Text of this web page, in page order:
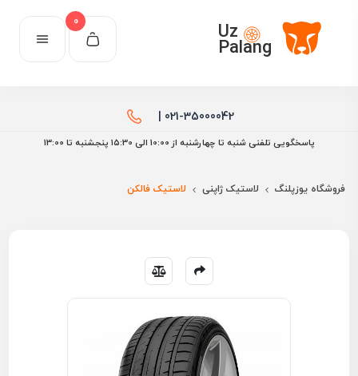
Uz
Palang
0
021-35000042 |
پاسخگویی تلفنی شنبه تا چهارشنبه از 10:00 الی ۱۵:30 پنجشنبه تا 13:00
فروشگاه یوزپلنگ لاستیک ژاپنی لاستیک فالکن